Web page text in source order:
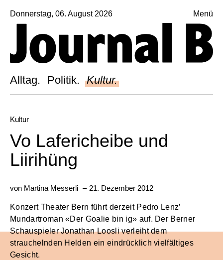
Donnerstag, 06. August 2026
Alltag. Politik. Kultur.
Menü
Sagt, was Bern bewegt
Alltag.
Politik.
Kultur.
Dossier.
INSTAGRAM
BLUESKY
Kultur
Vo Lafericheibe und
Liirihüng
von Martina Messerli – 21. Dezember 2012
Konzert Theater Bern führt derzeit Pedro Lenz’
Mundartroman «Der Goalie bin ig» auf. Der Berner
Schauspieler Jonathan Loosli verleiht dem
strauchelnden Helden ein eindrücklich vielfältiges
Gesicht.